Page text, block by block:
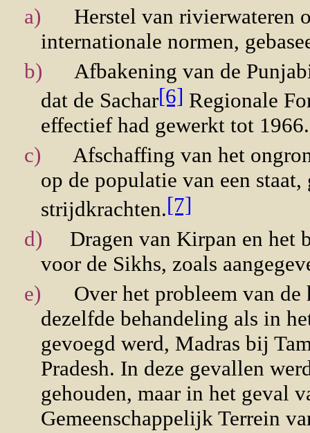
a)
Herstel van rivierwateren
internationale normen,
b)
Afbakening van de
dat de Sachar[6] Regionale
effectief had gewerkt tot 1966.
c)
Afschaffing van het
op de populatie van een
strijdkrachten.[7]
d)
Dragen van Kirpan en het
voor de Sikhs, zoals
e)
Over het probleem van
dezelfde behandeling als in
gevoegd werd, Madras bij
Pradesh. In deze gevallen
gehouden, maar in het geval
Gemeenschappelijk Terrein